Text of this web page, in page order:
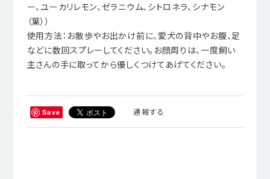
ー、ユーカリレモン、ゼラニウム、シトロネラ、シナモン
（葉））
使用方法：お散歩やお出かけ前に、愛犬の背中やお腹、足
などに数回スプレーしてください。お顔周りは、一度飼い
主さんの手に取ってから優しくつけてあげてください。
Save 通報する